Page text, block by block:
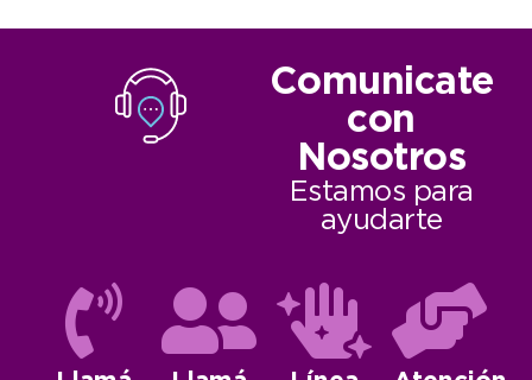
Comunicate
con
Nosotros
Estamos para
ayudarte